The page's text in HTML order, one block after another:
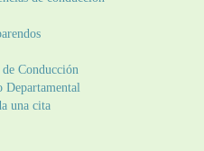
Conducción
Departamental
una cita